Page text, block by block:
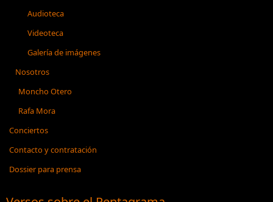
Audioteca
Videoteca
Galería de imágenes
Nosotros
Moncho Otero
Rafa Mora
Conciertos
Contacto y contratación
Dossier para prensa